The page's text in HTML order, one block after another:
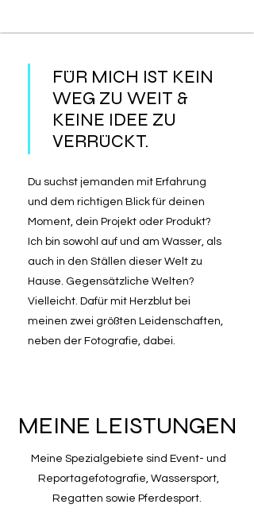
FÜR MICH IST KEIN
WEG ZU WEIT &
KEINE IDEE ZU
VERRÜCKT.
Du suchst jemanden mit Erfahrung
und dem richtigen Blick für deinen
Moment, dein Projekt oder Produkt?
Ich bin sowohl auf und am Wasser, als
auch in den Ställen dieser Welt zu
Hause. Gegensätzliche Welten?
Vielleicht. Dafür mit Herzblut bei
meinen zwei größten Leidenschaften,
neben der Fotografie, dabei.
MEINE LEISTUNGEN
Meine Spezialgebiete sind Event- und
Reportagefotografie, Wassersport,
Regatten sowie Pferdesport.